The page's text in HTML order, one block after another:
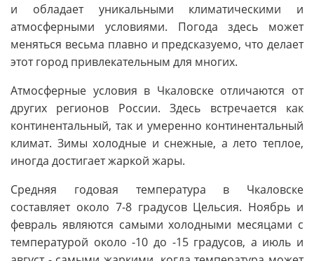
и обладает уникальными климатическими и
атмосферными условиями. Погода здесь может
меняться весьма плавно и предсказуемо, что делает
этот город привлекательным для многих.
Атмосферные условия в Чкаловске отличаются от
других регионов России. Здесь встречается как
континентальный, так и умеренно континентальный
климат. Зимы холодные и снежные, а лето теплое,
иногда достигает жаркой жары.
Средняя годовая температура в Чкаловске
составляет около 7-8 градусов Цельсия. Ноябрь и
февраль являются самыми холодными месяцами с
температурой около -10 до -15 градусов, а июль и